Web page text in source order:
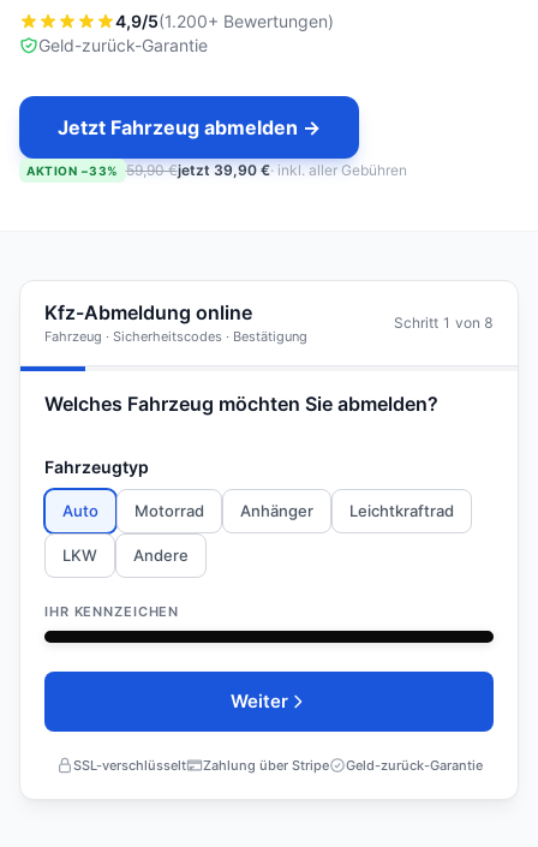
4,9/5(1.200+ Bewertungen)
Geld-zurück-Garantie
Jetzt Fahrzeug abmelden →
AKTION −33% 59,90 €jetzt 39,90 €· inkl. aller Gebühren
Kfz-Abmeldung online
Fahrzeug · Sicherheitscodes · Bestätigung
Schritt 1 von 8
Welches Fahrzeug möchten Sie abmelden?
Fahrzeugtyp
Auto Motorrad Anhänger Leichtkraftrad
LKW Andere
IHR KENNZEICHEN
D
Weiter
SSL-verschlüsselt Zahlung über Stripe Geld-zurück-Garantie